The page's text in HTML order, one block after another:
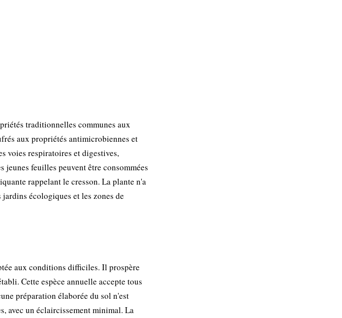
traditionnelles communes aux
aux propriétés antimicrobiennes et
voies respiratoires et digestives,
jeunes feuilles peuvent être consommées
rappelant le cresson. La plante n'a
écologiques et les zones de
aux conditions difficiles. Il prospère
Cette espèce annuelle accepte tous
préparation élaborée du sol n'est
avec un éclaircissement minimal. La